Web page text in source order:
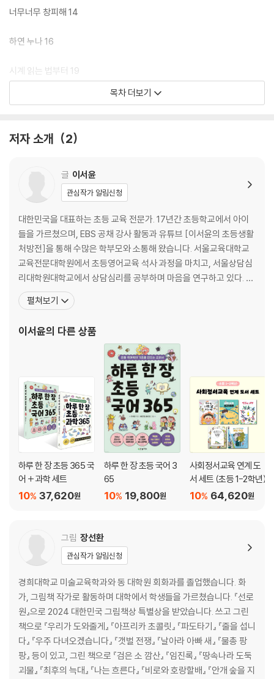
어가 볼까요?
너무너무 창피해 14
하연 누나 16
시계 읽는 법부터 19
[째깍째깍 시간 관리] 시계를 읽어 보아요. 23
시간을 기록하자 34
[째깍째깍 시간 관리] 나의 오늘 하루를 기록해 보아요. 39
계획을 지키는 게 중요해 40
한 가지 일에만 집중! 44
자투리 시간이 한가득 47
[째깍째깍 시간 관리] 시간이 얼마나 걸릴까? 50
할 일은 미루지 말고 바로바로 51
하연 누나의 선물 58
한 달 계획을 세우자 60
[째깍째깍 시간 관리] 한 달 계획표를 사용해 보아요. 61
한 주 계획을 세우자 62
[째깍째깍 시간 관리] 한 주 계획표를 사용해 보아요. 64
방학에도 계획이 필요해 69
[째깍째깍 시간 관리] 방학 계획표를 사용해 보아요. 71
시간왕이 될 수 있을까? 72
시간왕 김도훈 75
[째깍째깍 시간 관리] 시간과 관련된 명언을 따라 써 보아요. 77
│보호자를 위한 우리 아이 시간 관리│
목차 더보기
저자 소개 2
글 이서윤
관심작가 알림신청
대한민국을 대표하는 초등 교육 전문가. 17년간 초등학교에서 아이
들을 가르쳤으며, EBS 공채 강사 활동과 유튜브 [이서윤의 초등생활
처방전]을 통해 수많은 학부모와 소통해 왔습니다. 서울교육대학교
교육전문대학원에서 초등영어교육 석사 과정을 마치고, 서울상담심
리대학원대학교에서 상담심리를 공부하며 마음을 연구하고 있다. 현
재 초등생활처방전 연구소 소장이자 국어쨈 대표를 맡고 있다. 지은
책으로는 『이서윤쌤의 초등한자어휘 일력』, 『최소한의 학부모 문해
활 처방전 365』, 『이서윤쌤의 초등 글쓰기 처방전 시리즈』 등
펼쳐보기
이서윤의 다른 상품
하루 한 장 초등 365 국
어 + 과학 세트
37,620원
10%
하루 한 장 초등 국어 3
65
19,800원
10%
사회정서교육 연계 도
서 세트 (초등 1-2학년)
64,620원
10%
그림 장선환
관심작가 알림신청
경희대학교 미술교육학과와 동 대학원 회화과를 졸업했습니다. 화
가, 그림책 작가로 활동하며 대학에서 학생들을 가르쳤습니다. 『선로
원』으로 2024 대한민국 그림책상 특별상을 받았습니다. 쓰고 그린
책으로 『우리가 도와줄게』 『아프리카 초콜릿』 『파도타기』 『줄을 섭니
다』 『우주 다녀오겠습니다』 『갯벌 전쟁』 『날아라 아빠 새』 『물총 팡
팡』 등이 있고, 그린 책으로 『검은 소 깜산』 『임진록』 『땅속나라 도둑
괴물』 『최후의 늑대』 『나는 흐른다』 『비로와 호랑할배』 『안개 숲을 지